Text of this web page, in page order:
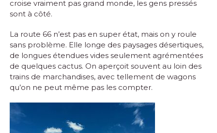
croise vraiment pas grand monde, les gens pressés
sont à côté.
La route 66 n’est pas en super état, mais on y roule
sans problème. Elle longe des paysages désertiques,
de longues étendues vides seulement agrémentées
de quelques cactus. On aperçoit souvent au loin des
trains de marchandises, avec tellement de wagons
qu’on ne peut même pas les compter.